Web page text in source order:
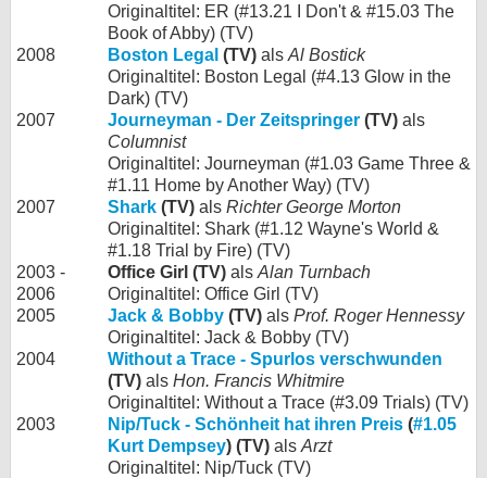
Originaltitel: ER (#13.21 I Don't & #15.03 The
Book of Abby) (TV)
2008
Boston Legal (TV) als Al Bostick
Originaltitel: Boston Legal (#4.13 Glow in the
Dark) (TV)
2007
Journeyman - Der Zeitspringer (TV) als
Columnist
Originaltitel: Journeyman (#1.03 Game Three &
#1.11 Home by Another Way) (TV)
2007
Shark (TV) als Richter George Morton
Originaltitel: Shark (#1.12 Wayne's World &
#1.18 Trial by Fire) (TV)
2003 -
2006
Office Girl (TV) als Alan Turnbach
Originaltitel: Office Girl (TV)
2005
Jack & Bobby (TV) als Prof. Roger Hennessy
Originaltitel: Jack & Bobby (TV)
2004
Without a Trace - Spurlos verschwunden
(TV) als Hon. Francis Whitmire
Originaltitel: Without a Trace (#3.09 Trials) (TV)
2003
Nip/Tuck - Schönheit hat ihren Preis (#1.05
Kurt Dempsey) (TV) als Arzt
Originaltitel: Nip/Tuck (TV)